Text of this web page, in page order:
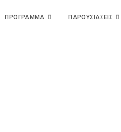
ΠΡΟΓΡΑΜΜΑ ΠΑΡΟΥΣΙΑΣΕΙΣ